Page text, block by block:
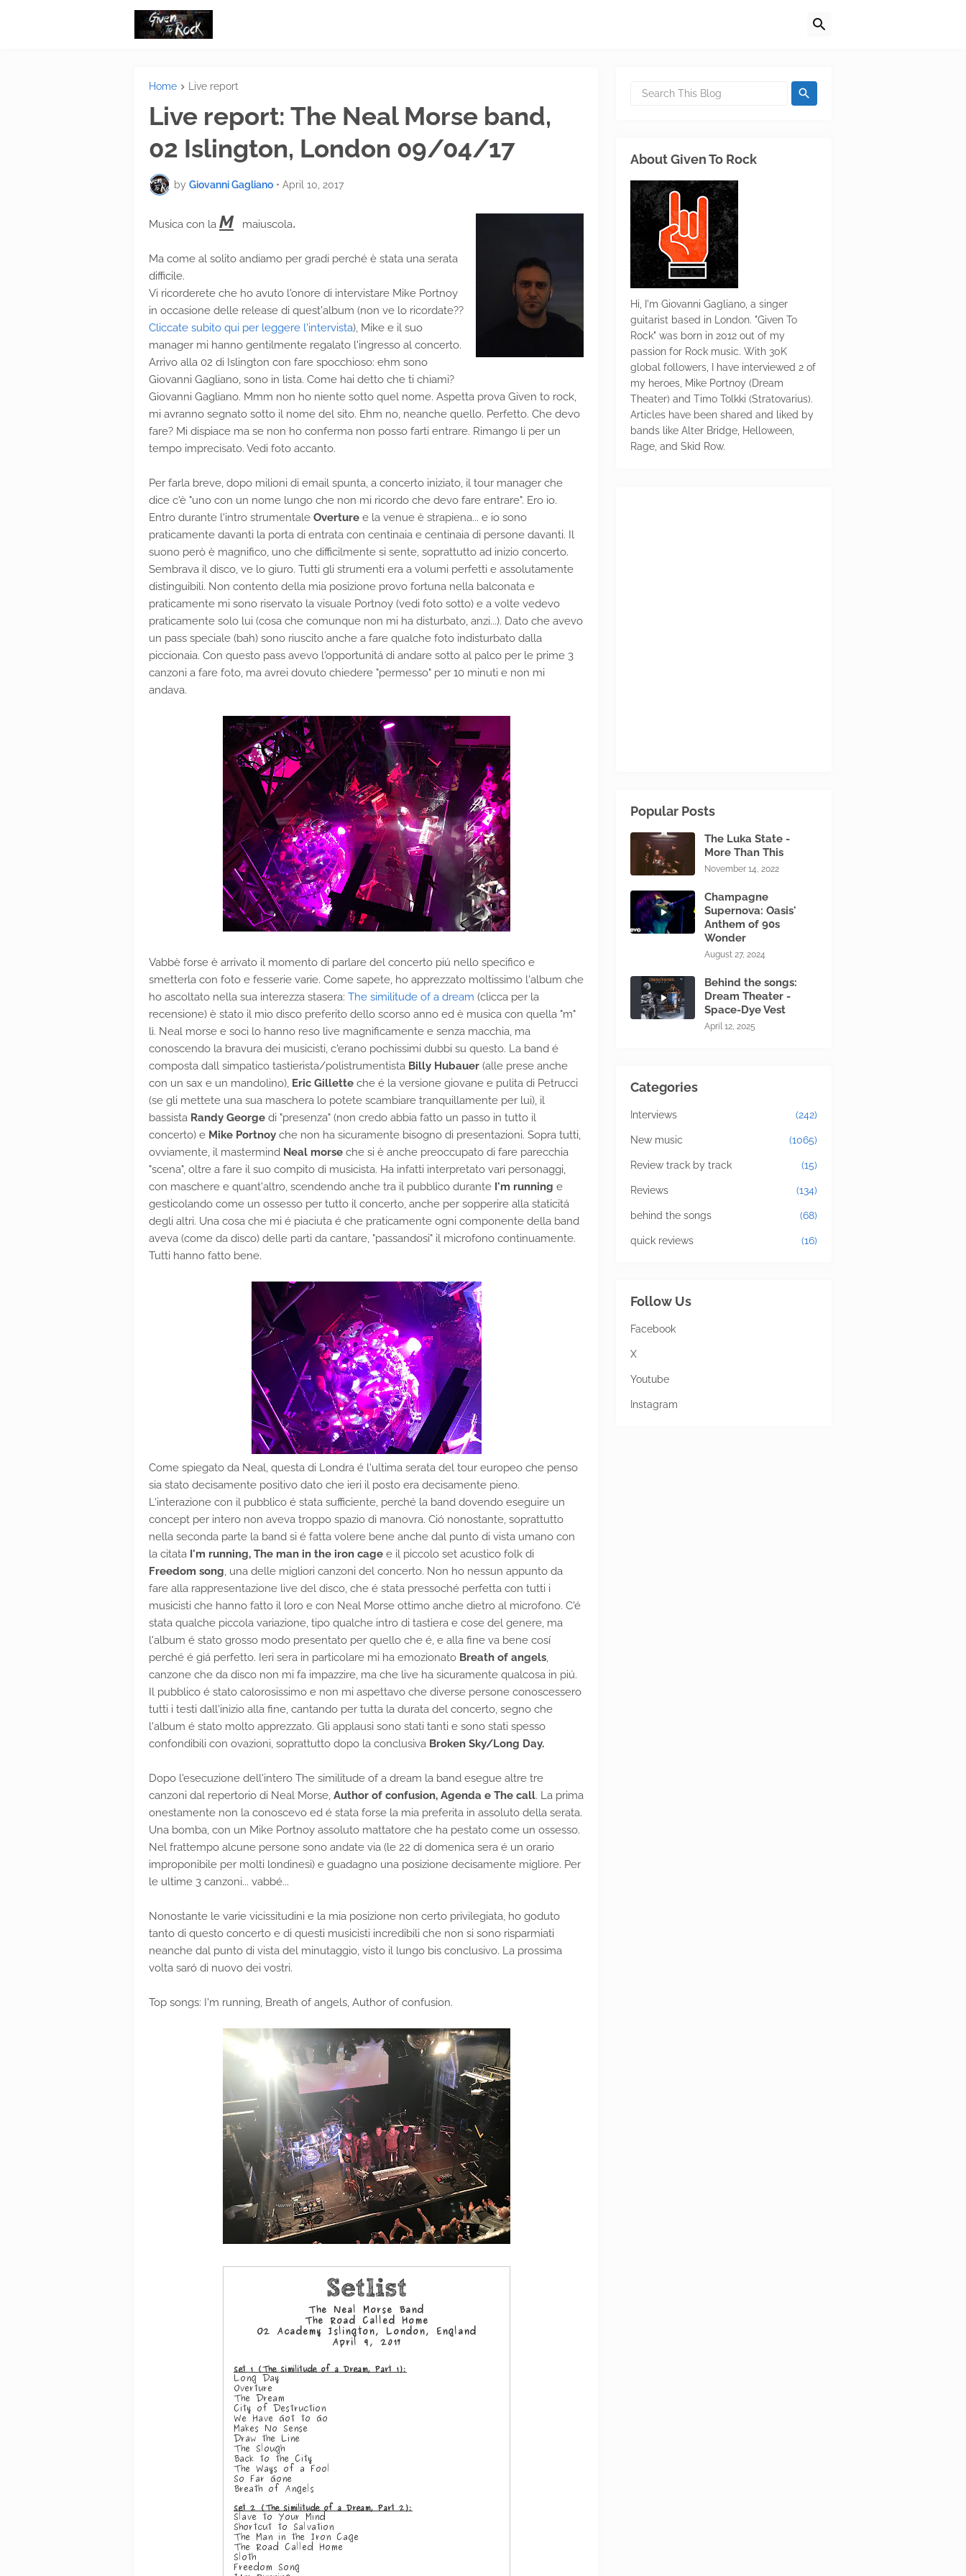
Home Live report
Live report: The Neal Morse band,
02 Islington, London 09/04/17
by Giovanni Gagliano • April 10, 2017
Musica con la M maiuscola.
Ma come al solito andiamo per gradi perché è stata una serata
difficile.
Vi ricorderete che ho avuto l'onore di intervistare Mike Portnoy
in occasione delle release di quest'album (non ve lo ricordate??
Cliccate subito qui per leggere l'intervista), Mike e il suo
manager mi hanno gentilmente regalato l'ingresso al concerto.
Arrivo alla 02 di Islington con fare spocchioso: ehm sono
Giovanni Gagliano, sono in lista. Come hai detto che ti chiami?
Giovanni Gagliano. Mmm non ho niente sotto quel nome. Aspetta prova Given to rock,
mi avranno segnato sotto il nome del sito. Ehm no, neanche quello. Perfetto. Che devo
fare? Mi dispiace ma se non ho conferma non posso farti entrare. Rimango li per un
tempo imprecisato. Vedi foto accanto.
Per farla breve, dopo milioni di email spunta, a concerto iniziato, il tour manager che
dice c'è "uno con un nome lungo che non mi ricordo che devo fare entrare". Ero io.
Entro durante l'intro strumentale Overture e la venue è strapiena... e io sono
praticamente davanti la porta di entrata con centinaia e centinaia di persone davanti. Il
suono però è magnifico, uno che difficilmente si sente, soprattutto ad inizio concerto.
Sembrava il disco, ve lo giuro. Tutti gli strumenti era a volumi perfetti e assolutamente
distinguibili. Non contento della mia posizione provo fortuna nella balconata e
praticamente mi sono riservato la visuale Portnoy (vedi foto sotto) e a volte vedevo
praticamente solo lui (cosa che comunque non mi ha disturbato, anzi...). Dato che avevo
un pass speciale (bah) sono riuscito anche a fare qualche foto indisturbato dalla
piccionaia. Con questo pass avevo l'opportunitá di andare sotto al palco per le prime 3
canzoni a fare foto, ma avrei dovuto chiedere "permesso" per 10 minuti e non mi
andava.
Vabbè forse è arrivato il momento di parlare del concerto piú nello specifico e
smetterla con foto e fesserie varie. Come sapete, ho apprezzato moltissimo l'album che
ho ascoltato nella sua interezza stasera: The similitude of a dream (clicca per la
recensione) è stato il mio disco preferito dello scorso anno ed è musica con quella "m"
lì. Neal morse e soci lo hanno reso live magnificamente e senza macchia, ma
conoscendo la bravura dei musicisti, c'erano pochissimi dubbi su questo. La band é
composta dall simpatico tastierista/polistrumentista Billy Hubauer (alle prese anche
con un sax e un mandolino), Eric Gillette che é la versione giovane e pulita di Petrucci
(se gli mettete una sua maschera lo potete scambiare tranquillamente per lui), il
bassista Randy George di "presenza" (non credo abbia fatto un passo in tutto il
concerto) e Mike Portnoy che non ha sicuramente bisogno di presentazioni. Sopra tutti,
ovviamente, il mastermind Neal morse che si è anche preoccupato di fare parecchia
"scena", oltre a fare il suo compito di musicista. Ha infatti interpretato vari personaggi,
con maschere e quant'altro, scendendo anche tra il pubblico durante I'm running e
gesticolando come un ossesso per tutto il concerto, anche per sopperire alla staticitá
degli altri. Una cosa che mi é piaciuta é che praticamente ogni componente della band
aveva (come da disco) delle parti da cantare, "passandosi" il microfono continuamente.
Tutti hanno fatto bene.
Come spiegato da Neal, questa di Londra é l'ultima serata del tour europeo che penso
sia stato decisamente positivo dato che ieri il posto era decisamente pieno.
L'interazione con il pubblico é stata sufficiente, perché la band dovendo eseguire un
concept per intero non aveva troppo spazio di manovra. Ció nonostante, soprattutto
nella seconda parte la band si é fatta volere bene anche dal punto di vista umano con
la citata I'm running, The man in the iron cage e il piccolo set acustico folk di
Freedom song, una delle migliori canzoni del concerto. Non ho nessun appunto da
fare alla rappresentazione live del disco, che é stata pressoché perfetta con tutti i
musicisti che hanno fatto il loro e con Neal Morse ottimo anche dietro al microfono. C'é
stata qualche piccola variazione, tipo qualche intro di tastiera e cose del genere, ma
l'album é stato grosso modo presentato per quello che é, e alla fine va bene cosí
perché é giá perfetto. Ieri sera in particolare mi ha emozionato Breath of angels,
canzone che da disco non mi fa impazzire, ma che live ha sicuramente qualcosa in piú.
Il pubblico é stato calorosissimo e non mi aspettavo che diverse persone conoscessero
tutti i testi dall'inizio alla fine, cantando per tutta la durata del concerto, segno che
l'album é stato molto apprezzato. Gli applausi sono stati tanti e sono stati spesso
confondibili con ovazioni, soprattutto dopo la conclusiva Broken Sky/Long Day.
Dopo l'esecuzione dell'intero The similitude of a dream la band esegue altre tre
canzoni dal repertorio di Neal Morse, Author of confusion, Agenda e The call. La prima
onestamente non la conoscevo ed é stata forse la mia preferita in assoluto della serata.
Una bomba, con un Mike Portnoy assoluto mattatore che ha pestato come un ossesso.
Nel frattempo alcune persone sono andate via (le 22 di domenica sera é un orario
improponibile per molti londinesi) e guadagno una posizione decisamente migliore. Per
le ultime 3 canzoni... vabbé...
Nonostante le varie vicissitudini e la mia posizione non certo privilegiata, ho goduto
tanto di questo concerto e di questi musicisti incredibili che non si sono risparmiati
neanche dal punto di vista del minutaggio, visto il lungo bis conclusivo. La prossima
volta saró di nuovo dei vostri.
Top songs: I'm running, Breath of angels, Author of confusion.
About Given To Rock
Hi, I'm Giovanni Gagliano, a singer
guitarist based in London. "Given To
Rock" was born in 2012 out of my
passion for Rock music. With 30K
global followers, I have interviewed 2 of
my heroes, Mike Portnoy (Dream
Theater) and Timo Tolkki (Stratovarius).
Articles have been shared and liked by
bands like Alter Bridge, Helloween,
Rage, and Skid Row.
Popular Posts
The Luka State -
More Than This
November 14, 2022
Champagne
Supernova: Oasis'
Anthem of 90s
Wonder
August 27, 2024
Behind the songs:
Dream Theater -
Space-Dye Vest
April 12, 2025
Categories
Interviews (242)
New music (1065)
Review track by track (15)
Reviews (134)
behind the songs (68)
quick reviews (16)
Follow Us
Facebook
X
Youtube
Instagram